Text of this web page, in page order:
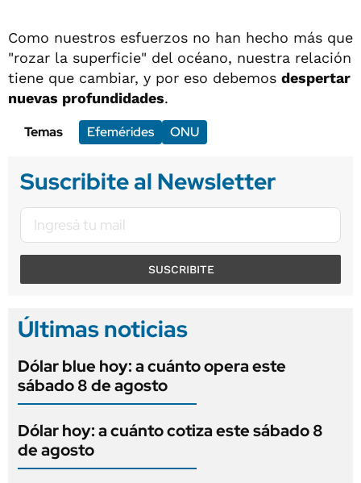
Como nuestros esfuerzos no han hecho más que
"rozar la superficie" del océano, nuestra relación
tiene que cambiar, y por eso debemos despertar
nuevas profundidades.
Temas
Efemérides ONU
Suscribite al Newsletter
SUSCRIBITE
Últimas noticias
Dólar blue hoy: a cuánto opera este
sábado 8 de agosto
Dólar hoy: a cuánto cotiza este sábado 8
de agosto